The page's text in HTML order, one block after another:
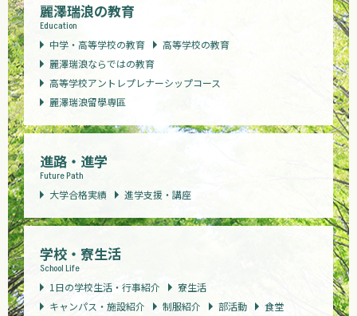
麗澤瑞浪の教育
Education
中学・高等学校の教育
高等学校の教育
麗澤瑞浪ならではの教育
高等学校アントレプレナーシップコース
麗澤瑞浪留學専區
進路・進学
Future Path
大学合格実績
進学支援・講座
学校・寮生活
School Life
1日の学校生活・行事紹介
寮生活
キャンパス・施設紹介
制服紹介 部活動
食堂